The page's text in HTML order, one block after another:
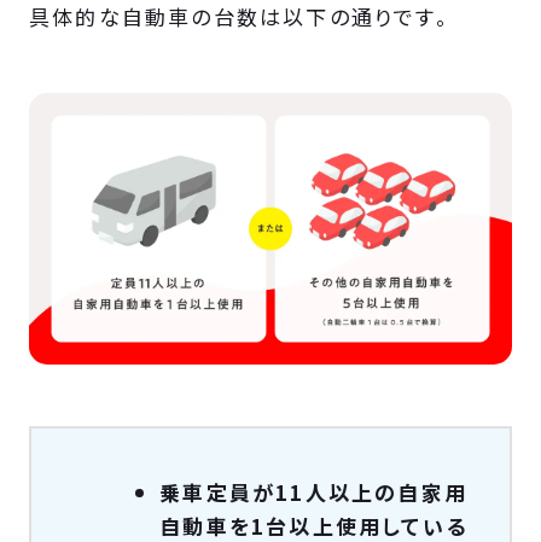
具体的な自動車の台数は以下の通りです。
乗車定員が11人以上の自家用
自動車を1台以上使用している